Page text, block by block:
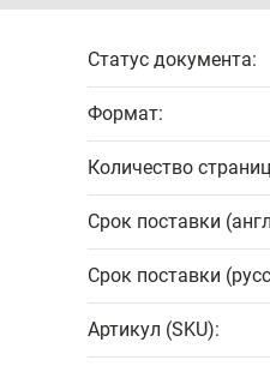
Статус документа:
Формат:
Количество
Срок поставки
Срок поставки
Артикул (SKU):